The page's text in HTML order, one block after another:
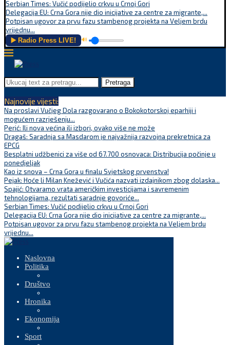
Serbian Times: Vučić podijelio crkvu u Crnoj Gori
Delegacija EU: Crna Gora nije dio inicijative za centre za migrante,...
Potpisan ugovor za prvu fazu stambenog projekta na Veljem brdu
vrijednu...
▶️ Radio Press LIVE! 🔊
Pretraga
Najnovije vijesti:
Na proslavi Vučjeg Dola razgovarano o Bokokotorskoj eparhiji i
mogućem razrješenju...
Perić: Ili nova većina ili izbori, ovako više ne može
Dragaš: Saradnja sa Masdarom je najvažnija razvojna prekretnica za
EPCG
Besplatni udžbenici za više od 67.700 osnovaca: Distribucija počinje u
ponedjeljak
Kao iz snova – Crna Gora u finalu Svjetskog prvenstva!
Pejak: Hoće li Milan Knežević i Vučića nazvati izdajnikom zbog dolaska...
Spajić: Otvaramo vrata američkim investicijama i savremenim
tehnologijama, rezultati saradnje govoriće...
Serbian Times: Vučić podijelio crkvu u Crnoj Gori
Delegacija EU: Crna Gora nije dio inicijative za centre za migrante,...
Potpisan ugovor za prvu fazu stambenog projekta na Veljem brdu
vrijednu...
Naslovna
Politika
Društvo
Hronika
Ekonomija
Sport